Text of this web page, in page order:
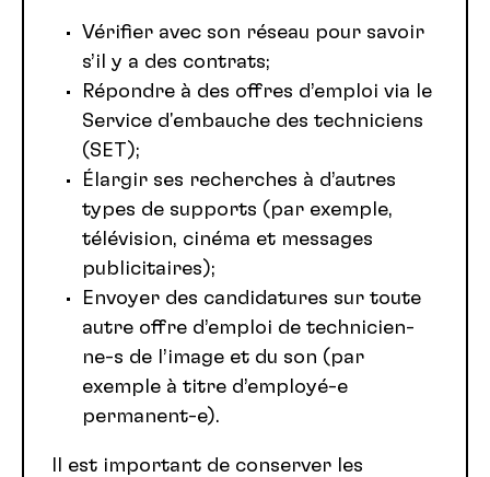
Vérifier avec son réseau pour savoir
s’il y a des contrats;
Répondre à des offres d’emploi via le
Service d'embauche des techniciens
(SET);
Élargir ses recherches à d’autres
types de supports (par exemple,
télévision, cinéma et messages
publicitaires);
Envoyer des candidatures sur toute
autre offre d’emploi de technicien-
ne-s de l’image et du son (par
exemple à titre d’employé-e
permanent-e).
Il est important de conserver les